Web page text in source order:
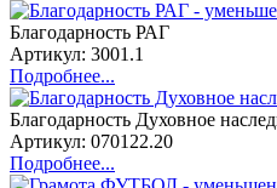
Благодарность РАГ
Артикул: 3001.1
Подробнее...
Благодарность Духовное
Артикул: 070122.20
Подробнее...